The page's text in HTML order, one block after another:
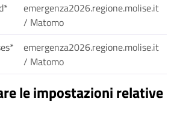
emergenza2026.regione.molise.it
/ Matomo
emergenza2026.regione.molise.it
/ Matomo
le impostazioni relative